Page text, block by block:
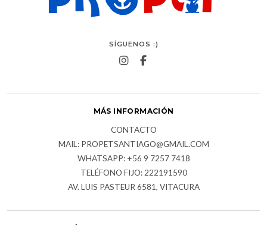
SÍGUENOS :)
MÁS INFORMACIÓN
CONTACTO
MAIL: PROPETSANTIAGO@GMAIL.COM
WHATSAPP: +56 9 7257 7418
TELÉFONO FIJO: 222191590
AV. LUIS PASTEUR 6581, VITACURA